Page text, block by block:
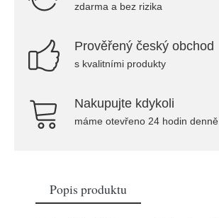
zdarma a bez rizika
Prověřený český obchod
s kvalitními produkty
Nakupujte kdykoli
máme otevřeno 24 hodin denně
Popis produktu